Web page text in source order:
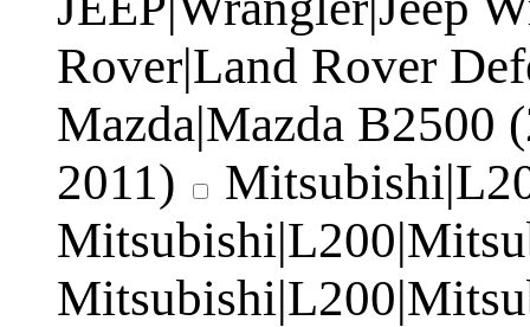
Rover|Land Rover
Mazda|Mazda B2500
2011)